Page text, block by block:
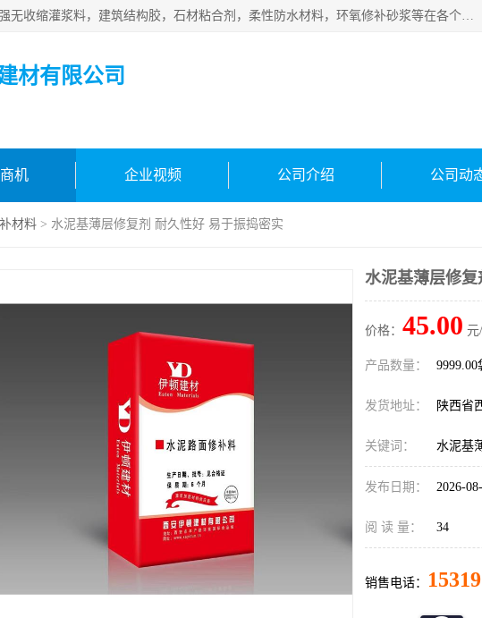
西安伊顿建材有限公司主营产品：CGM高强无收缩灌浆料，建筑结构胶，石材粘合剂，柔性防水材料，环氧修补砂浆等在各个行业得到了客户认可。
材有限公司
机 企业视频 公司介绍 公司动
材料 > 水泥基薄层修复剂 耐久性好 易于振捣密实
水泥基薄层修
价格： 45.00 元
产品数量： 9999.00
发货地址： 陕西省
关键词： 水泥基
发布日期： 2026-
阅 读 量： 34
销售电话：